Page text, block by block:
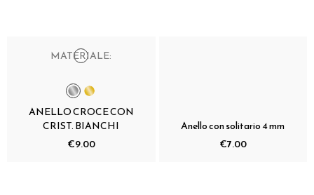
MATERIALE:
ANELLO CROCE CON
CRIST. BIANCHI
€9.00
Anello con solitario 4 mm
€7.00